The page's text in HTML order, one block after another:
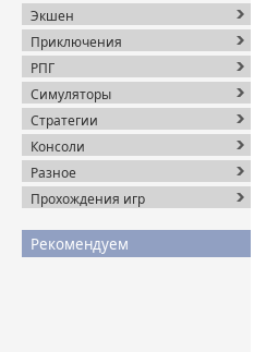
Экшен
Приключения
РПГ
Симуляторы
Стратегии
Консоли
Разное
Прохождения игр
Рекомендуем